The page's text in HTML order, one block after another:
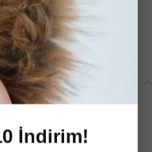
İndirim!